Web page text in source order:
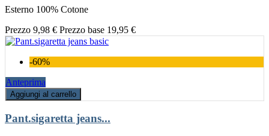
Esterno 100% Cotone
Prezzo 9,98 € Prezzo base 19,95 €
-60%
Anteprima
Aggiungi al carrello
Pant.sigaretta jeans...